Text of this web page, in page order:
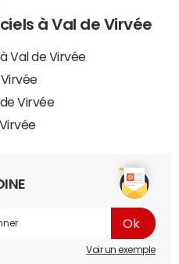
à Val de Virvée
Val de Virvée
Virvée
Voir un exemple